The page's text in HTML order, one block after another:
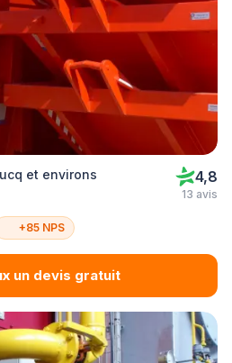
et environs 4,8
13 avis
+85 NPS
un devis gratuit